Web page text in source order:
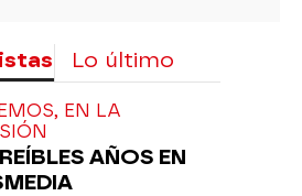
Lo último
EN LA
AÑOS EN